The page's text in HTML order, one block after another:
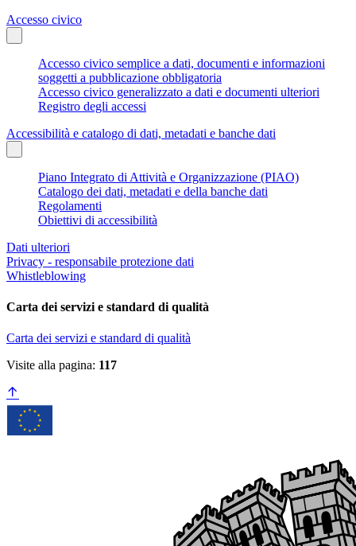
Accesso civico
Accesso civico semplice a dati, documenti e informazioni
soggetti a pubblicazione obbligatoria
Accesso civico generalizzato a dati e documenti ulteriori
Registro degli accessi
Accessibilità e catalogo di dati, metadati e banche dati
Piano Integrato di Attività e Organizzazione (PIAO)
Catalogo dei dati, metadati e della banche dati
Regolamenti
Obiettivi di accessibilità
Dati ulteriori
Privacy - responsabile protezione dati
Whistleblowing
Carta dei servizi e standard di qualità
Carta dei servizi e standard di qualità
Visite alla pagina: 117